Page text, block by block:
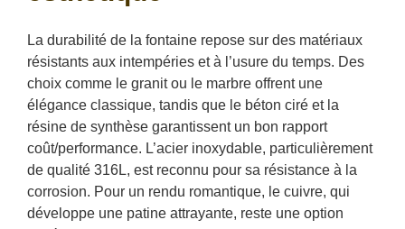
La durabilité de la fontaine repose sur des matériaux
résistants aux intempéries et à l’usure du temps. Des
choix comme le granit ou le marbre offrent une
élégance classique, tandis que le béton ciré et la
résine de synthèse garantissent un bon rapport
coût/performance. L’acier inoxydable, particulièrement
de qualité 316L, est reconnu pour sa résistance à la
corrosion. Pour un rendu romantique, le cuivre, qui
développe une patine attrayante, reste une option